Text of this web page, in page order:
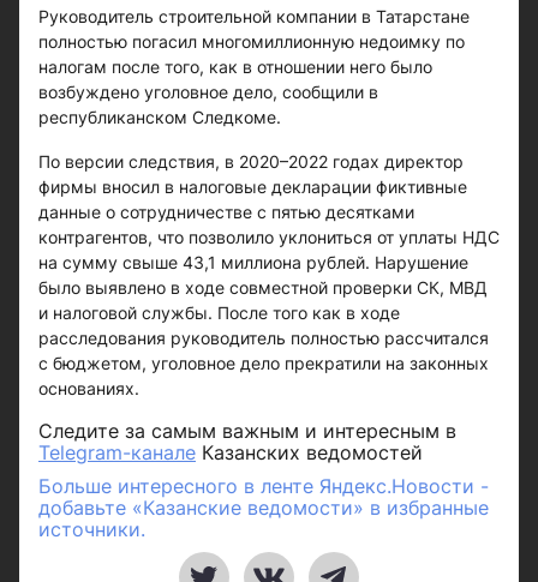
Руководитель строительной компании в Татарстане
полностью погасил многомиллионную недоимку по
налогам после того, как в отношении него было
возбуждено уголовное дело, сообщили в
республиканском Следкоме.
По версии следствия, в 2020–2022 годах директор
фирмы вносил в налоговые декларации фиктивные
данные о сотрудничестве с пятью десятками
контрагентов, что позволило уклониться от уплаты НДС
на сумму свыше 43,1 миллиона рублей. Нарушение
было выявлено в ходе совместной проверки СК, МВД
и налоговой службы. После того как в ходе
расследования руководитель полностью рассчитался
с бюджетом, уголовное дело прекратили на законных
основаниях.
Следите за самым важным и интересным в
Telegram-канале Казанских ведомостей
Больше интересного в ленте Яндекс.Новости -
добавьте «Казанские ведомости» в избранные
источники.